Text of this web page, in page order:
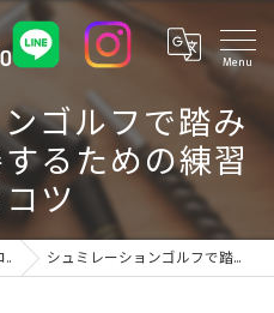
ゴルフで踏み
るための練習
ツ
シュミレーションゴルフで踏み出し動作を改善するための練習法とコツ